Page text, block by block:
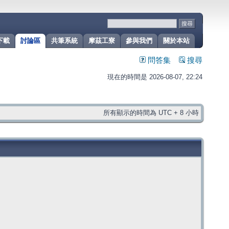
關於本站
參與我們
摩茲工寮
共筆系統
討論區
載
問答集 搜尋
現在的時間是 2026-08-07, 22:24
所有顯示的時間為 UTC + 8 小時